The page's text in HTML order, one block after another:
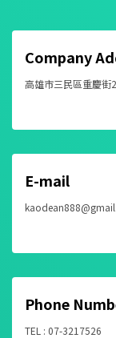
Company
高雄市三民區重慶街
E-mail
Phone
TEL : 07-3217526